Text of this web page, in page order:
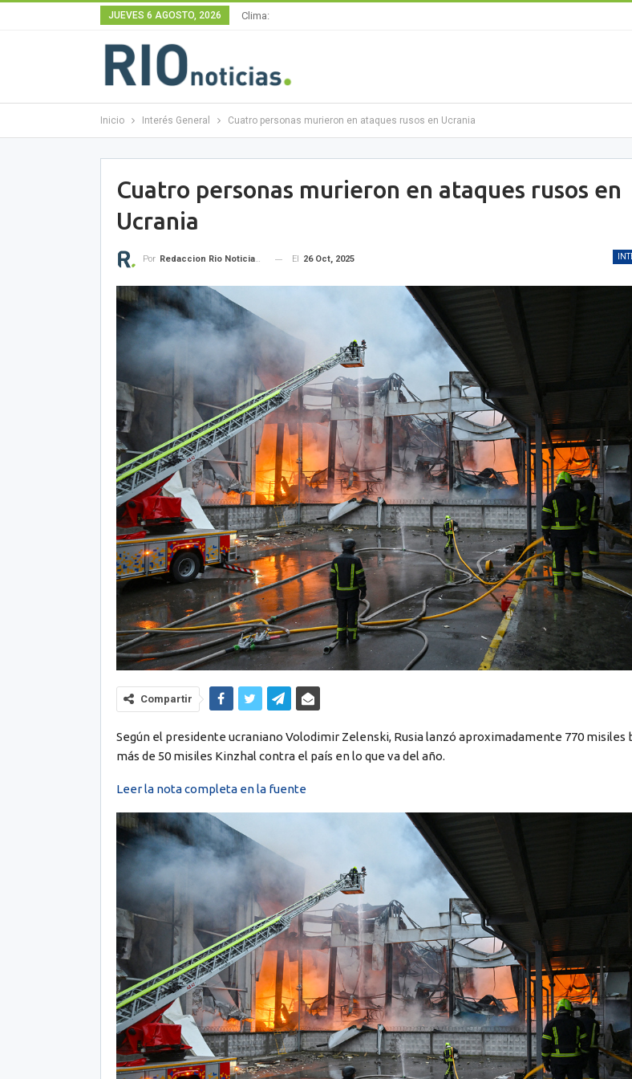
JUEVES 6 AGOSTO, 2026 Clima:
Inicio Interés General Cuatro personas murieron en ataques rusos en Ucrania
Cuatro personas murieron en ataques rusos en
Ucrania
Por Redaccion Rio Noticias OK El 26 Oct, 2025
Compartir
Según el presidente ucraniano Volodimir Zelenski, Rusia lanzó aproximadamente 770 misiles
más de 50 misiles Kinzhal contra el país en lo que va del año.
Leer la nota completa en la fuente